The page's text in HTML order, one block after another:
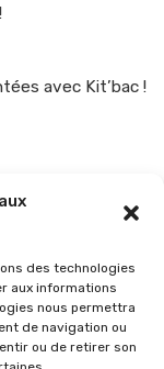
des technologies
aux informations
nous permettra
de navigation ou
ou de retirer son
avec Kit’bac !